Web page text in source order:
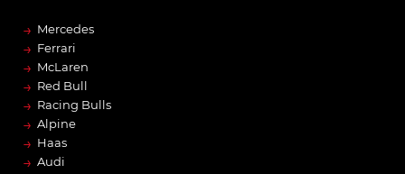
→ Mercedes
→ Ferrari
→ McLaren
→ Red Bull
→ Racing Bulls
→ Alpine
→ Haas
→ Audi